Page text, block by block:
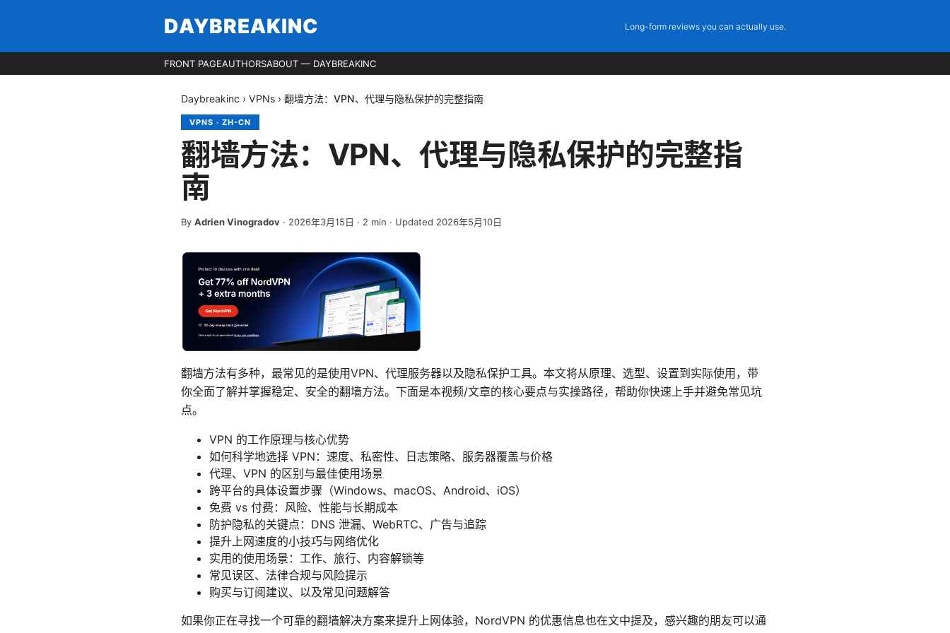
DAYBREAKINC Long-form reviews you can actually use.
FRONT PAGEAUTHORSABOUT — DAYBREAKINC
Daybreakinc › VPNs › 翻墙方法：VPN、代理与隐私保护的完整指南
VPNS · ZH-CN
翻墙方法：VPN、代理与隐私保护的完整指
南
By Adrien Vinogradov · 2026年3月15日 · 2 min · Updated 2026年5月10日
翻墙方法有多种，最常见的是使用VPN、代理服务器以及隐私保护工具。本文将从原理、选型、设置到实际使用，带
你全面了解并掌握稳定、安全的翻墙方法。下面是本视频/文章的核心要点与实操路径，帮助你快速上手并避免常见坑
点。
VPN 的工作原理与核心优势
如何科学地选择 VPN：速度、私密性、日志策略、服务器覆盖与价格
代理、VPN 的区别与最佳使用场景
跨平台的具体设置步骤（Windows、macOS、Android、iOS）
免费 vs 付费：风险、性能与长期成本
防护隐私的关键点：DNS 泄漏、WebRTC、广告与追踪
提升上网速度的小技巧与网络优化
实用的使用场景：工作、旅行、内容解锁等
常见误区、法律合规与风险提示
购买与订阅建议、以及常见问题解答
如果你正在寻找一个可靠的翻墙解决方案来提升上网体验，NordVPN 的优惠信息也在文中提及，感兴趣的朋友可以通